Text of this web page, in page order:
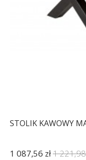
STOLIK KAWOWY
1 087,56 zł1